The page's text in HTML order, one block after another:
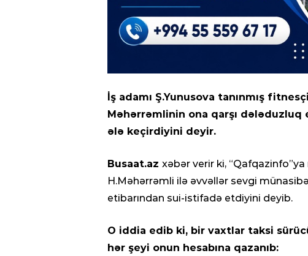
İş adamı Ş.Yunusova tanınmış
Məhərrəmlinin ona qarşı
ələ keçirdiyini deyir.
Busaat.az xəbər verir ki,
H.Məhərrəmli ilə əvvəllər sevgi
etibarından sui-istifadə etdiyini deyib.
O iddia edib ki, bir vaxtlar taksi
hər şeyi onun hesabına qazanıb: